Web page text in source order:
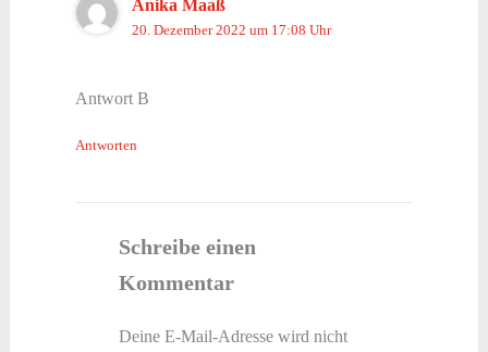
Anika Maaß
20. Dezember 2022 um 17:08 Uhr
Antwort B
Antworten
Schreibe einen
Kommentar
Deine E-Mail-Adresse wird nicht